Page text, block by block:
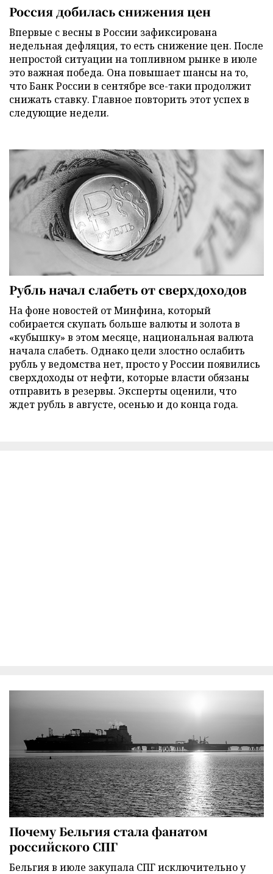
Россия добилась снижения цен
Впервые с весны в России зафиксирована
недельная дефляция, то есть снижение цен. После
непростой ситуации на топливном рынке в июле
это важная победа. Она повышает шансы на то,
что Банк России в сентябре все-таки продолжит
снижать ставку. Главное повторить этот успех в
следующие недели.
Рубль начал слабеть от сверхдоходов
На фоне новостей от Минфина, который
собирается скупать больше валюты и золота в
«кубышку» в этом месяце, национальная валюта
начала слабеть. Однако цели злостно ослабить
рубль у ведомства нет, просто у России появились
сверхдоходы от нефти, которые власти обязаны
отправить в резервы. Эксперты оценили, что
ждет рубль в августе, осенью и до конца года.
Почему Бельгия стала фанатом
российского СПГ
Бельгия в июле закупала СПГ исключительно у